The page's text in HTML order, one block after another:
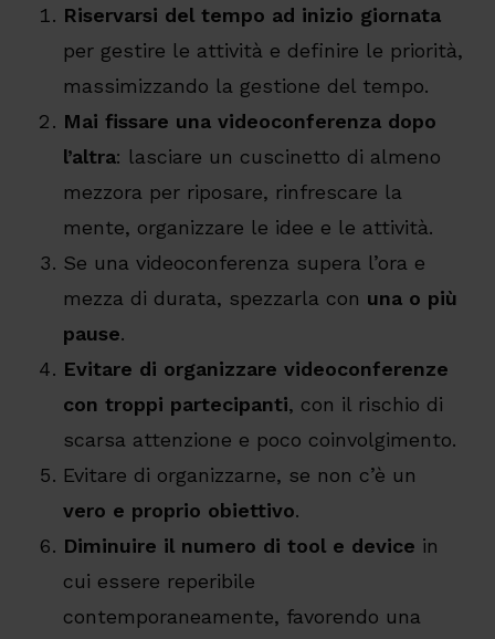
Riservarsi del tempo ad inizio giornata
per gestire le attività e definire le priorità,
massimizzando la gestione del tempo.
Mai fissare una videoconferenza dopo
l’altra: lasciare un cuscinetto di almeno
mezzora per riposare, rinfrescare la
mente, organizzare le idee e le attività.
Se una videoconferenza supera l’ora e
mezza di durata, spezzarla con una o più
pause.
Evitare di organizzare videoconferenze
con troppi partecipanti, con il rischio di
scarsa attenzione e poco coinvolgimento.
Evitare di organizzarne, se non c’è un
vero e proprio obiettivo.
Diminuire il numero di tool e device in
cui essere reperibile
contemporaneamente, favorendo una